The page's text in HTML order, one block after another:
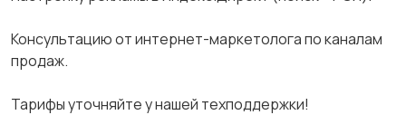
Консультацию от интернет-маркетолога по каналам
продаж.
Тарифы уточняйте у нашей техподдержки!